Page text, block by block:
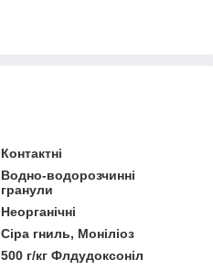
Контактні
Водно-водорозчинні
гранули
Неорганічні
Сіра гниль, Моніліоз
500 г/кг Флдудоксоніл